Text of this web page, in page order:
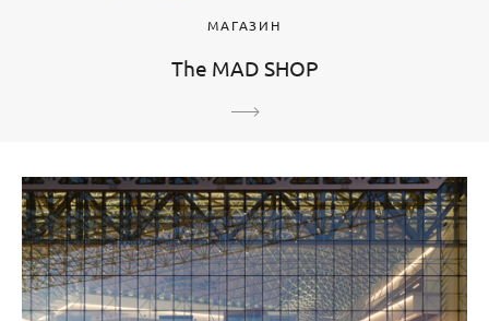
МАГАЗИН
The MAD SHOP